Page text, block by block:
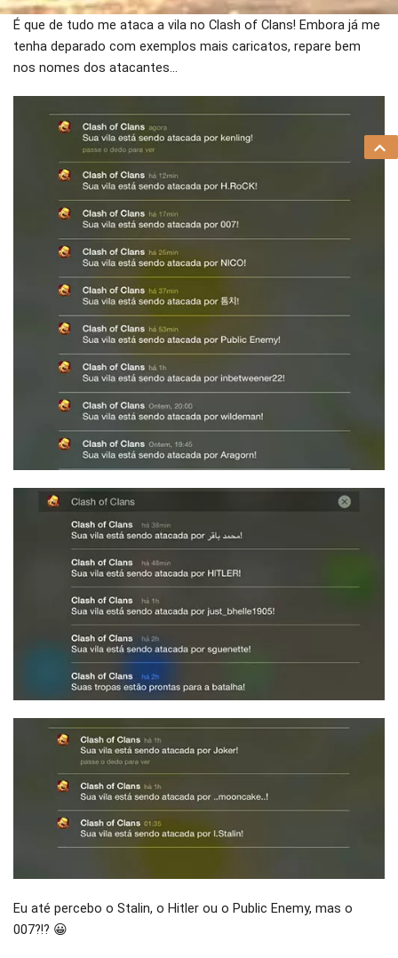
É que de tudo me ataca a vila no Clash of Clans! Embora já me
tenha deparado com exemplos mais caricatos, repare bem
nos nomes dos atacantes…
Eu até percebo o Stalin, o Hitler ou o Public Enemy, mas o
007?!? 😀